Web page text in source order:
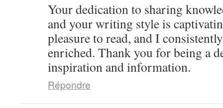
Your dedication to sharing
and your writing style is
pleasure to read, and I
enriched. Thank you for being a
inspiration and information.
Répondre